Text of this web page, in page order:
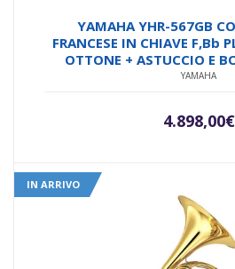
YAMAHA YHR-567GB
FRANCESE IN CHIAVE F,Bb
OTTONE + ASTUCCIO E
YAMAHA
4.898,00€
IN ARRIVO